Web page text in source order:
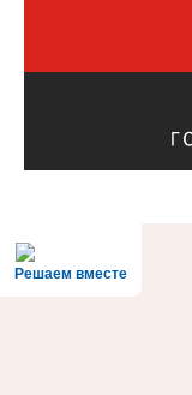
Решаем вместе